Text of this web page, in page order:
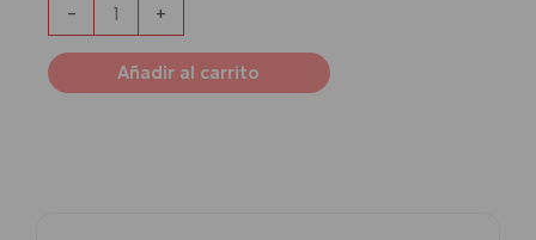
- +
Añadir al carrito